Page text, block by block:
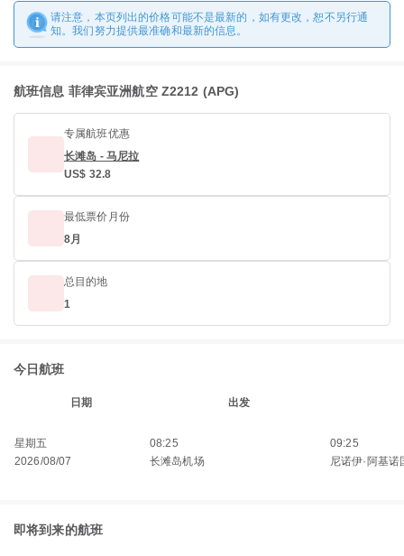
请注意，本页列出的价格可能不是最新的，如有更改，恕不另行通
知。我们努力提供最准确和最新的信息。
航班信息 菲律宾亚洲航空 Z2212 (APG)
专属航班优惠
长滩岛 - 马尼拉
US$ 32.8
最低票价月份
8月
总目的地
1
今日航班
日期 出发
星期五
2026/08/07
08:25
长滩岛机场
09:25
尼诺伊·阿基诺
即将到来的航班